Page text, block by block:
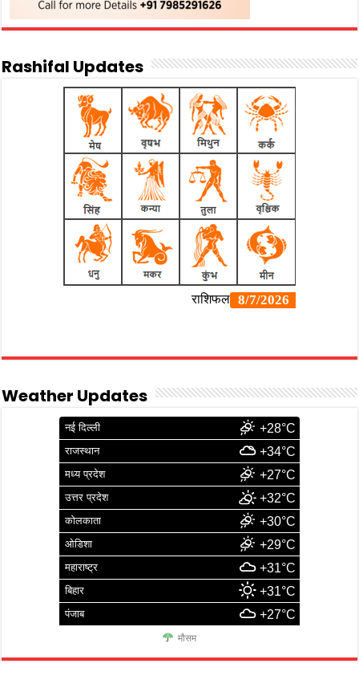
Rashifal Updates
Weather Updates
नई दिल्ली +28°C
राजस्थान +34°C
मध्य प्रदेश +27°C
उत्तर प्रदेश +32°C
कोलकाता +30°C
ओडिशा +29°C
महाराष्ट्र +31°C
बिहार +31°C
पंजाब +27°C
मौसम